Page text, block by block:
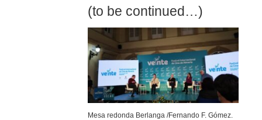
(to be continued…)
Mesa redonda Berlanga /Fernando F. Gómez.